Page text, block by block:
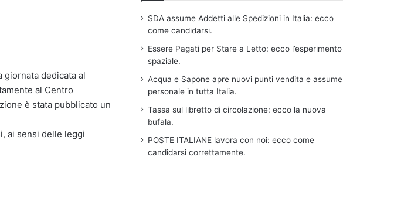
dedicata al
al Centro
è stata pubblicato un
ai sensi delle leggi
SDA assume Addetti alle Spedizioni in Italia: ecco
come candidarsi.
Essere Pagati per Stare a Letto: ecco l’esperimento
spaziale.
Acqua e Sapone apre nuovi punti vendita e assume
personale in tutta Italia.
Tassa sul libretto di circolazione: ecco la nuova
bufala.
POSTE ITALIANE lavora con noi: ecco come
candidarsi correttamente.